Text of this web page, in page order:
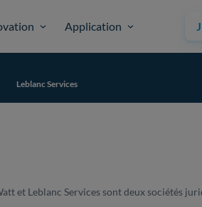
Application
Leblanc Services
et Leblanc Services sont deux sociétés